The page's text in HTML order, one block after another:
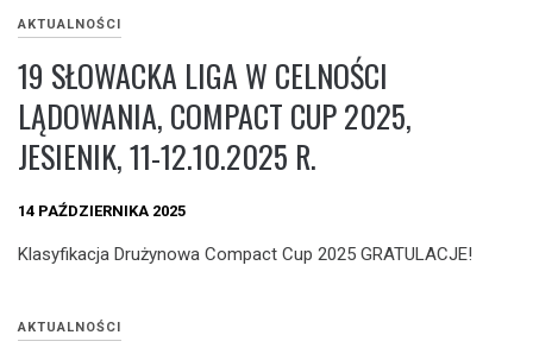
AKTUALNOŚCI
19 SŁOWACKA LIGA W CELNOŚCI
LĄDOWANIA, COMPACT CUP 2025,
JESIENIK, 11-12.10.2025 R.
14 PAŹDZIERNIKA 2025
Klasyfikacja Drużynowa Compact Cup 2025 GRATULACJE!
AKTUALNOŚCI